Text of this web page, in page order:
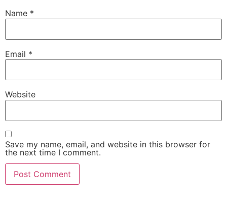
Name *
Email *
Website
Save my name, email, and website in this browser for
the next time I comment.